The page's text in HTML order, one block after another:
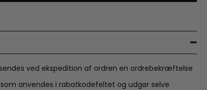
ved ekspedition af ordren en ordrebekræftelse
som anvendes i rabatkodefeltet og udgør selve